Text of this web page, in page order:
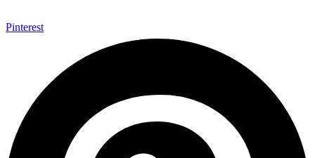
Pinterest